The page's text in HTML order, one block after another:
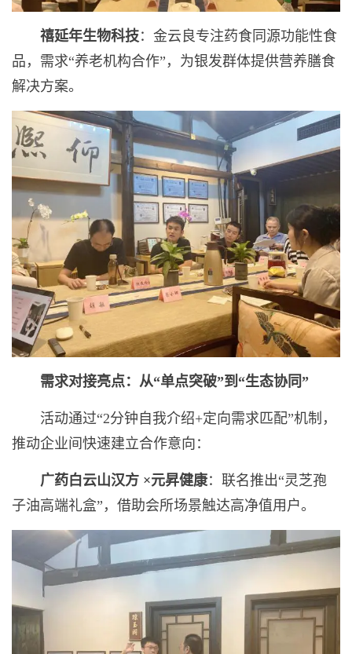
禧延年生物科技：金云良专注药食同源功能性食
品，需求“养老机构合作”，为银发群体提供营养膳食
解决方案。
需求对接亮点：从“单点突破”到“生态协同”
活动通过“2分钟自我介绍+定向需求匹配”机制，
推动企业间快速建立合作意向：
广药白云山汉方 ×元昇健康：联名推出“灵芝孢
子油高端礼盒”，借助会所场景触达高净值用户。